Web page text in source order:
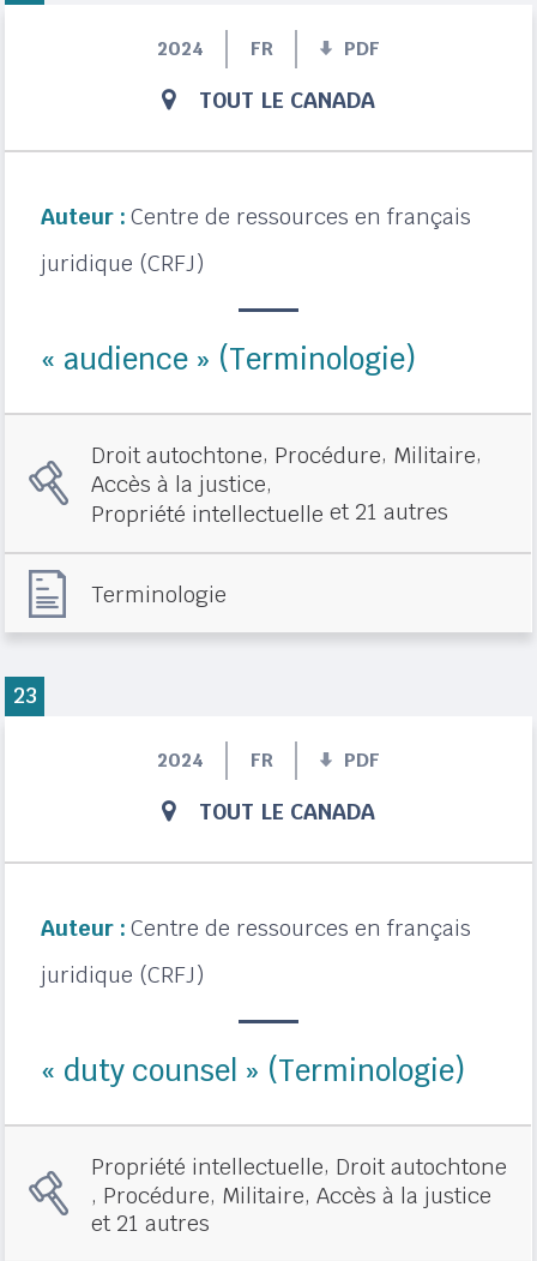
2024 FR PDF
TOUT LE CANADA
Auteur : Centre de ressources en français
juridique (CRFJ)
« audience » (Terminologie)
Droit autochtone, Procédure, Militaire,
Accès à la justice,
Propriété intellectuelle et 21 autres
Terminologie
2024 FR PDF
TOUT LE CANADA
Auteur : Centre de ressources en français
juridique (CRFJ)
« duty counsel » (Terminologie)
Propriété intellectuelle, Droit autochtone
, Procédure, Militaire, Accès à la justice
et 21 autres
23